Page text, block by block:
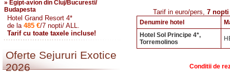
» Egipt-avion din Cluj/Bucuresti/
Budapesta
Hotel Grand Resort 4*
de la485 €/7 nopti/ ALL.
Tarif cu toate taxele incluse!
Oferte Sejururi Exotice
2026
Tarif in euro/pers, 7 nopti
Denumire hotel
Hotel Sol Principe 4*,
Torremolinos
Conditii de